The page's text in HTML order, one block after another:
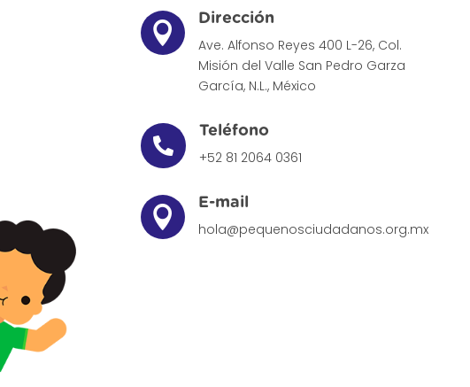

Dirección
Ave. Alfonso Reyes 400 L-26, Col.
Misión del Valle San Pedro Garza
García, N.L., México

Teléfono
+52 81 2064 0361

E-mail
hola@pequenosciudadanos.org.mx